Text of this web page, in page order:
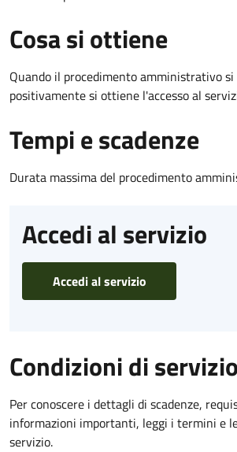
Cosa si ottiene
Quando il procedimento amministrativo si
positivamente si ottiene l'accesso al
Tempi e scadenze
Durata massima del procedimento
Accedi al servizio
Accedi al servizio
Condizioni di servizio
Per conoscere i dettagli di scadenze,
informazioni importanti, leggi i termini e
servizio.